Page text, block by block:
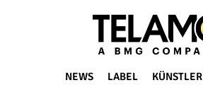
TELAMO
NEWS LABEL KÜNSTLER